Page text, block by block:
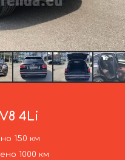
4Li
150 км
1000 км